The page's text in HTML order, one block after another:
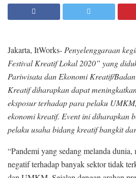
Jakarta, ItWorks- Penyelenggaraan
Festival Kreatif Lokal 2020” yang
Pariwisata dan Ekonomi Kreatif/
Kreatif diharapkan dapat
eksposur terhadap para pelaku
ekonomi kreatif. Event ini diharapkan
pelaku usaha bidang kreatif bangkit
“Pandemi yang sedang melanda
negatif terhadap banyak sektor tidak